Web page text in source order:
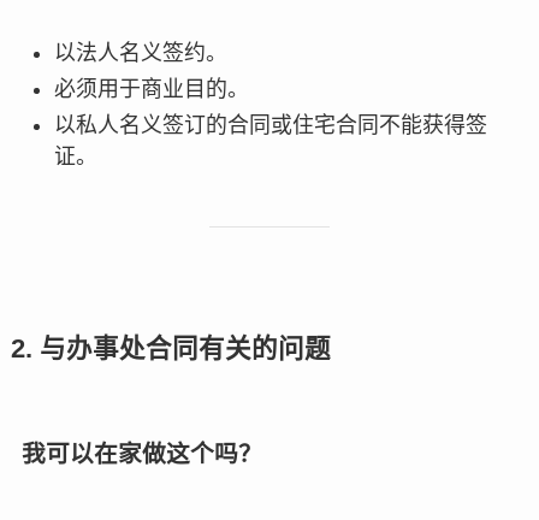
以法人名义签约。
必须用于商业目的。
以私人名义签订的合同或住宅合同不能获得签
证。
2. 与办事处合同有关的问题
我可以在家做这个吗？